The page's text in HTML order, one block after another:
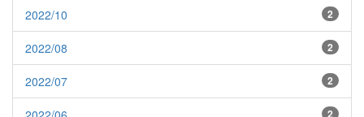
2022/10 2
2022/08 2
2022/07 2
2